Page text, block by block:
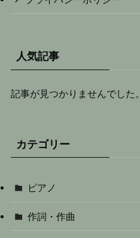
人気記事
記事が見つかりませんでした。
カテゴリー
ピアノ
作詞・作曲